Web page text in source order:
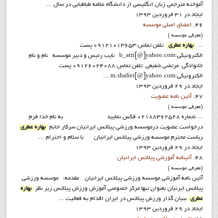
آموخته مترجمی زبان انگلیسی از دانشگاه علامه طباطبایی در سال ...
ایجاد در 31 فروردين 1393
46.
اعضاي اصلي موسسه
(معرفي موسسه )
...
بهاره عطري
تلفن تماس:09121013653 پست
الکترونيکي:b_atri[@]yahoo.com نايب رئيس و دبير موسسه نام و نام
خانوادگي: مرتضي شفيعي تلفن تماس:09126024088 پست
الکترونيکي:m.shafiei[@]yahoo.com ...
ایجاد در 29 فروردين 1393
47.
آئين نامه عضويت
(معرفي موسسه )
... شماره 02188362528 فکس نماييد به نام خدا فرم
درخواست عضويت درموسسه ورزشي پيلاتس ايرانيان سرکار خانم
بهاره عطري
رياست محترم موسسه ورزشي پيلاتس ايرانيان با سلام و احترام ...
ایجاد در 29 فروردين 1393
48.
آئينامه آموزشي پيلاتس ايرانيان
(معرفي موسسه )
آئين نامه آموزشي موسسه ورزشي پيلاتس ايرانيان مقدمه: موسسه ورزشي
پيلاتس ايرنيان بعنوان تنها مرکز خصوصي آموزش ورزش پيلاتس زير نظر
بهاره
عطري بنيان گذار ورزش پيلاتس در ايران اقدام به فعاليت ...
ایجاد در 29 فروردين 1393